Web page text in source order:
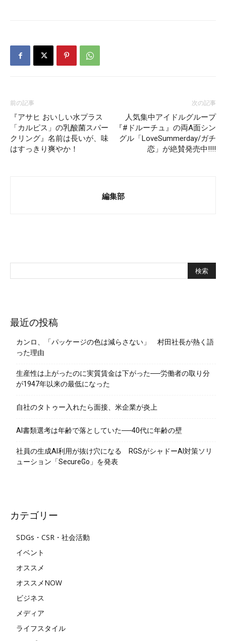
前の記事
『アサヒ おいしい水プラス
「カルピス」の乳酸菌スパー
クリング』名前は長いが、味
はすっきり爽やか！
次の記事
人気集中アイドルグループ
『#ドルーチュ』の両A面シン
グル「LoveSummerday/ガチ
恋」が絶賛発売中!!!!
編集部
最近の投稿
カンロ、「パッケージの色は減らさない」 村田社長が熱く語
った理由
生産性は上がったのに実質賃金は下がった──労働者の取り分
が1947年以来の最低になった
自社のタトゥー入れたら面接、米企業が炎上
AI書類選考は年齢で落としていた──40代に年齢の壁
社員の生成AI利用が抜け穴になる RGSがシャドーAI対策ソリ
ューション「SecureGo」を発表
カテゴリー
SDGs・CSR・社会活動
イベント
オススメ
オススメNOW
ビジネス
メディア
ライフスタイル